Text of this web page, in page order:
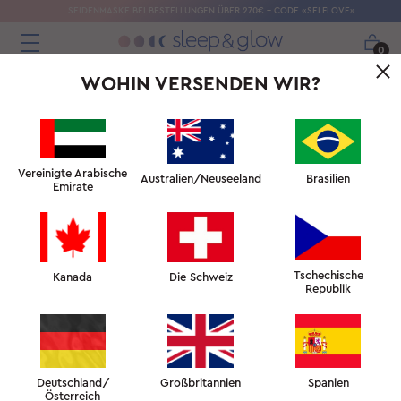
SEIDENMASKE BEI BESTELLUNGEN ÜBER 270€ – CODE «SELFLOVE»
0
WOHIN VERSENDEN WIR?
Vereinigte Arabische
Emirate
Australien/Neuseeland Brasilien
Kanada Die Schweiz
Tschechische
Republik
Deutschland/
Österreich
Großbritannien Spanien